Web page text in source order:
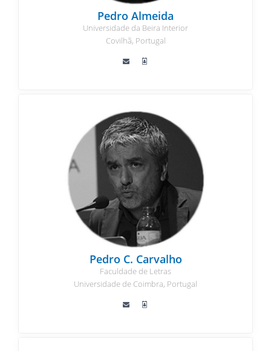
Pedro Almeida
Universidade da Beira Interior
Covilhã, Portugal
Pedro C. Carvalho
Faculdade de Letras
Universidade de Coimbra, Portugal